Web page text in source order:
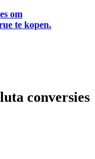
om
te kopen.
conversies